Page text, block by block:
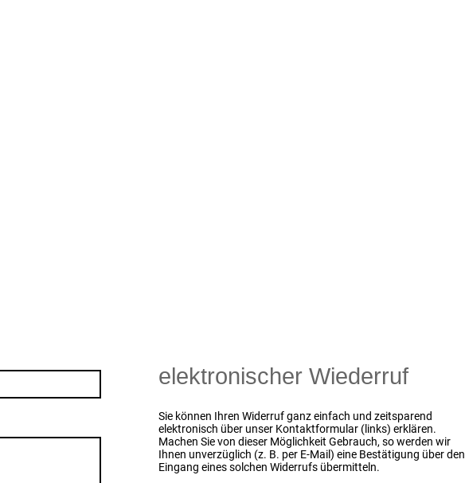
elektronischer Wiederruf
Sie können Ihren Widerruf ganz einfach und zeitsparend
elektronisch über unser Kontaktformular (links) erklären.
Machen Sie von dieser Möglichkeit Gebrauch, so werden wir
Ihnen unverzüglich (z. B. per E-Mail) eine Bestätigung über den
Eingang eines solchen Widerrufs übermitteln.